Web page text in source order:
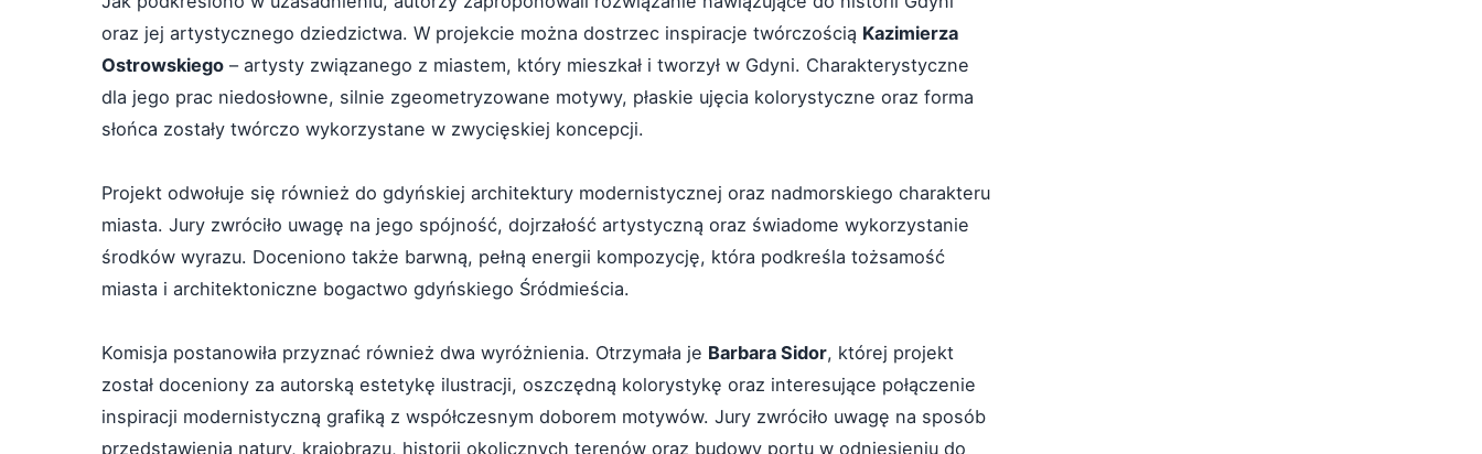
oraz jej artystycznego dziedzictwa. W projekcie można dostrzec inspiracje twórczością Kazimierza
Ostrowskiego – artysty związanego z miastem, który mieszkał i tworzył w Gdyni. Charakterystyczne
dla jego prac niedosłowne, silnie zgeometryzowane motywy, płaskie ujęcia kolorystyczne oraz forma
słońca zostały twórczo wykorzystane w zwycięskiej koncepcji.
Projekt odwołuje się również do gdyńskiej architektury modernistycznej oraz nadmorskiego charakteru
miasta. Jury zwróciło uwagę na jego spójność, dojrzałość artystyczną oraz świadome wykorzystanie
środków wyrazu. Doceniono także barwną, pełną energii kompozycję, która podkreśla tożsamość
miasta i architektoniczne bogactwo gdyńskiego Śródmieścia.
Komisja postanowiła przyznać również dwa wyróżnienia. Otrzymała je Barbara Sidor, której projekt
został doceniony za autorską estetykę ilustracji, oszczędną kolorystykę oraz interesujące połączenie
inspiracji modernistyczną grafiką z współczesnym doborem motywów. Jury zwróciło uwagę na sposób
przedstawienia natury, krajobrazu, historii okolicznych terenów oraz budowy portu w odniesieniu do